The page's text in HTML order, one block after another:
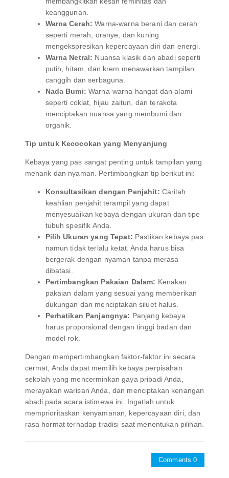
keanggunan.
Warna Cerah: Warna-warna berani dan cerah
seperti merah, oranye, dan kuning
mengekspresikan kepercayaan diri dan energi.
Warna Netral: Nuansa klasik dan abadi seperti
putih, hitam, dan krem ​​​​menawarkan tampilan
canggih dan serbaguna.
Nada Bumi: Warna-warna hangat dan alami
seperti coklat, hijau zaitun, dan terakota
menciptakan nuansa yang membumi dan
organik.
Tip untuk Kecocokan yang Menyanjung
Kebaya yang pas sangat penting untuk tampilan yang
menarik dan nyaman. Pertimbangkan tip berikut ini:
Konsultasikan dengan Penjahit: Carilah
keahlian penjahit terampil yang dapat
menyesuaikan kebaya dengan ukuran dan tipe
tubuh spesifik Anda.
Pilih Ukuran yang Tepat: Pastikan kebaya pas
namun tidak terlalu ketat. Anda harus bisa
bergerak dengan nyaman tanpa merasa
dibatasi.
Pertimbangkan Pakaian Dalam: Kenakan
pakaian dalam yang sesuai yang memberikan
dukungan dan menciptakan siluet halus.
Perhatikan Panjangnya: Panjang kebaya
harus proporsional dengan tinggi badan dan
model rok.
Dengan mempertimbangkan faktor-faktor ini secara
cermat, Anda dapat memilih kebaya perpisahan
sekolah yang mencerminkan gaya pribadi Anda,
merayakan warisan Anda, dan menciptakan kenangan
abadi pada acara istimewa ini. Ingatlah untuk
memprioritaskan kenyamanan, kepercayaan diri, dan
rasa hormat terhadap tradisi saat menentukan pilihan.
Comments 0